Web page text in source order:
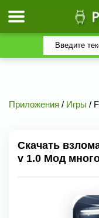
Приложения / Игры /
Скачать
v 1.0 Мод